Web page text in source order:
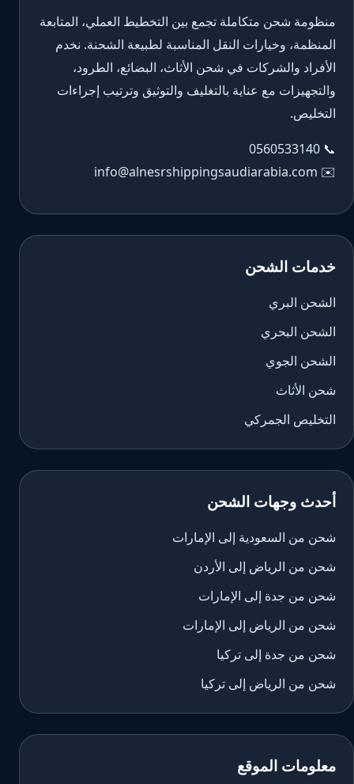
منظومة شحن متكاملة تجمع بين التخطيط العملي، المتابعة
المنظمة، وخيارات النقل المناسبة لطبيعة الشحنة. نخدم
الأفراد والشركات في شحن الأثاث، البضائع، الطرود،
والتجهيزات مع عناية بالتغليف والتوثيق وترتيب إجراءات
التخليص.
📞
0560533140
✉️
info@alnesrshippingsaudiarabia.com
خدمات الشحن
الشحن البري
الشحن البحري
الشحن الجوي
شحن الأثاث
التخليص الجمركي
أحدث وجهات الشحن
شحن من السعودية إلى الإمارات
شحن من الرياض إلى الأردن
شحن من جدة إلى الإمارات
شحن من الرياض إلى الإمارات
شحن من جدة إلى تركيا
شحن من الرياض إلى تركيا
معلومات الموقع